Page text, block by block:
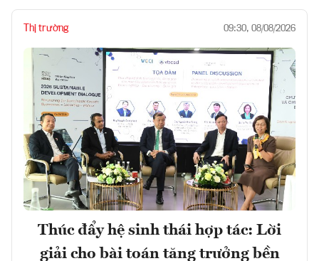
Thị trường 09:30, 08/08/2026
Thúc đẩy hệ sinh thái hợp tác: Lời
giải cho bài toán tăng trưởng bền